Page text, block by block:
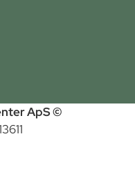
ApS ©